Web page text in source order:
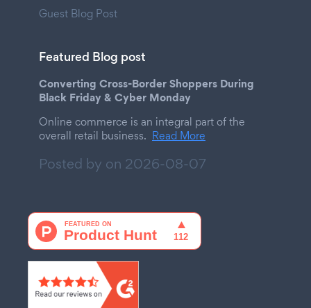
Guest Blog Post
Featured Blog post
Converting Cross-Border Shoppers During
Black Friday & Cyber Monday
Online commerce is an integral part of the
overall retail business. Read More
Posted by on 2026-08-07